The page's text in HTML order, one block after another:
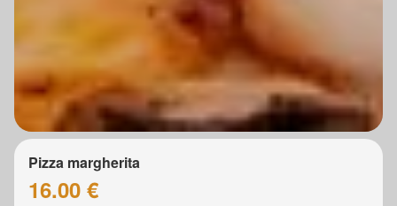
Pizza margherita
16.00 €